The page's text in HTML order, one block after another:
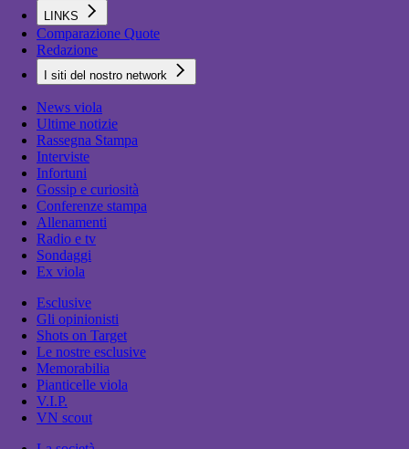
LINKS
Comparazione Quote
Redazione
I siti del nostro network
News viola
Ultime notizie
Rassegna Stampa
Interviste
Infortuni
Gossip e curiosità
Conferenze stampa
Allenamenti
Radio e tv
Sondaggi
Ex viola
Esclusive
Gli opinionisti
Shots on Target
Le nostre esclusive
Memorabilia
Pianticelle viola
V.I.P.
VN scout